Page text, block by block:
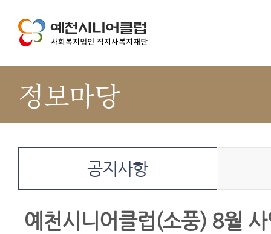
정보마당
공지사항
예천시니어클럽(소풍) 8월